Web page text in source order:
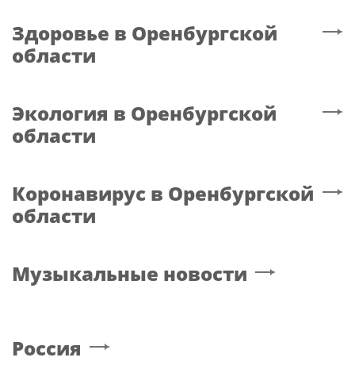
Здоровье в Оренбургской
области
Экология в Оренбургской
области
Коронавирус в Оренбургской
области
Музыкальные новости
Россия